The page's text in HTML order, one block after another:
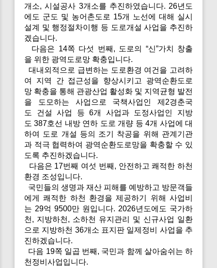
개소, 시설공사 3개소를 추진하였습니다. 26년도
에도 군도 및 농어촌도로 15개 노선에 대해 실시
설계 및 행정절차이행 등 도로개설 사업을 추진하
겠습니다.
다음은 14쪽 다섯 번째, 도로의 “신”가치 창출
을 위한 광역도로망 확충입니다.
대내외적으로 급변하는 도로환경 여건을 고려하
여 지역 간 접근성을 향상시키고 광역순환도로
망 확충을 통해 관광산업 활성화 및 지역균형 발전
을 도모하는 사업으로 국책사업인 제2경춘국
도 건설 사업 등 6개 사업과 도정사업인 지방
도 387호선 내방 연하 도로 개량 등 4개 사업에 대
하여 도로 개설 등의 조기 착공을 위해 관계기관
과 적극 협력하여 광역순환도로망을 확충할 수 있
도록 추진하겠습니다.
다음은 17번째 여섯 번째, 안전하고 쾌적한 하천
환경 조성입니다.
국민들의 생명과 재산 피해를 예방하고 방문객들
에게 쾌적한 하천 환경을 제공하기 위해 사업비
는 29억 9500만 원입니다. 2026년도에도 국가하
천, 지방하천, 소하천 유지관리 및 신규사업 일환
으로 지방하천 36개소 표지판 일제정비 사업을 추
진하겠습니다.
다음 19쪽 일곱 번째, 국민과 함께 살아숨쉬는 하
천정비사업입니다.